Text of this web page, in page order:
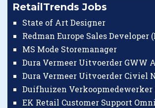
RetailTrends Jobs
State of Art Designer
Redman Europe Sales Developer
MS Mode Storemanager
Dura Vermeer Uitvoerder GWW
Dura Vermeer Uitvoerder Civiel
Duifhuizen
EK Retail Customer Support